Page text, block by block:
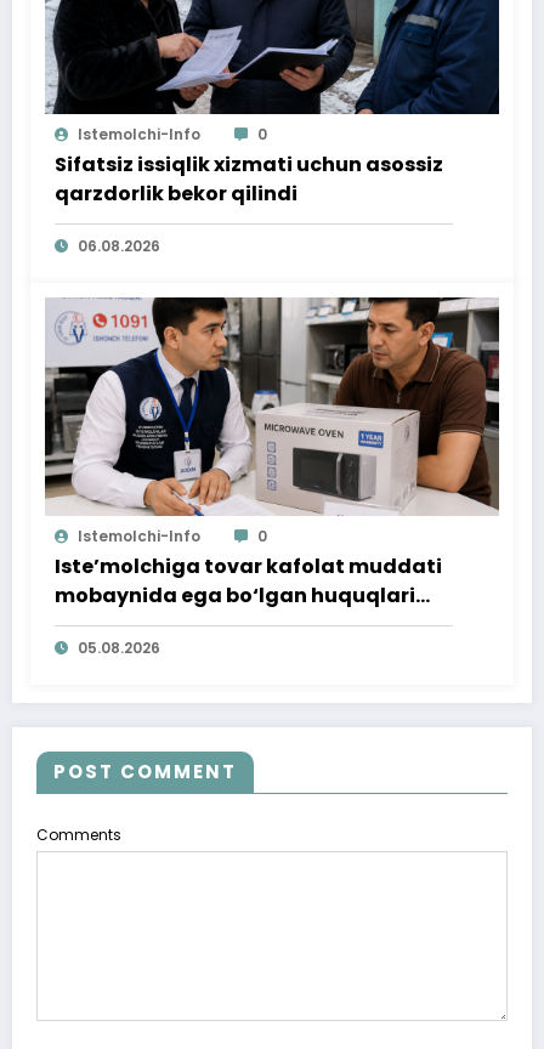
Istemolchi-Info 0
Sifatsiz issiqlik xizmati uchun asossiz
qarzdorlik bekor qilindi
06.08.2026
Istemolchi-Info 0
Iste’molchiga tovar kafolat muddati
mobaynida ega bo‘lgan huquqlari
ta’minlab berildi
05.08.2026
POST COMMENT
Comments